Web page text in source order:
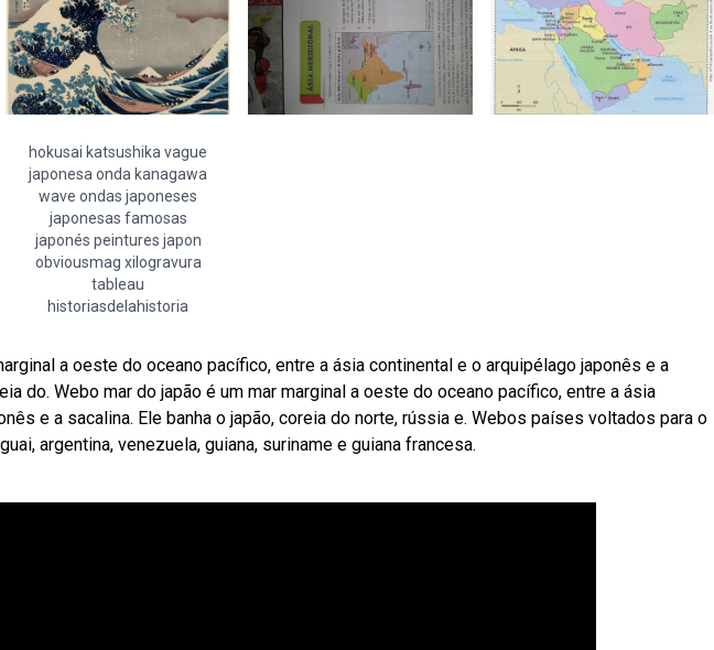
hokusai katsushika vague
japonesa onda kanagawa
wave ondas japoneses
japonesas famosas
japonés peintures japon
obviousmag xilogravura
tableau
historiasdelahistoria
a oeste do oceano pacífico, entre a ásia continental e o arquipélago japonês e a
do. Webo mar do japão é um mar marginal a oeste do oceano pacífico, entre a ásia
e a sacalina. Ele banha o japão, coreia do norte, rússia e. Webos países voltados para o
argentina, venezuela, guiana, suriname e guiana francesa.